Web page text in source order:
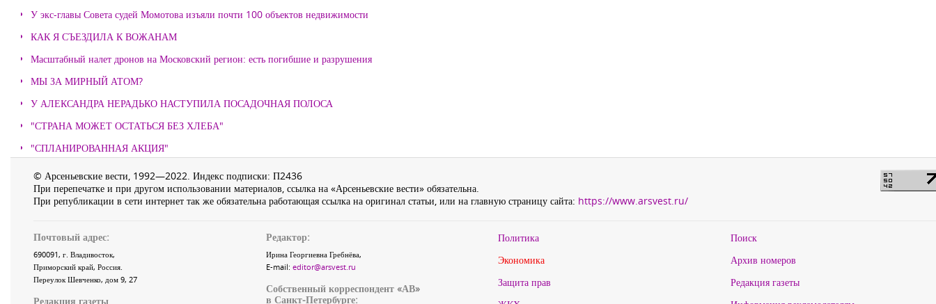
У экс-главы Совета судей Момотова изъяли почти 100 объектов недвижимости
КАК Я СЪЕЗДИЛА К ВОЖАНАМ
Масштабный налет дронов на Московский регион: есть погибшие и разрушения
МЫ ЗА МИРНЫЙ АТОМ?
У АЛЕКСАНДРА НЕРАДЬКО НАСТУПИЛА ПОСАДОЧНАЯ ПОЛОСА
"СТРАНА МОЖЕТ ОСТАТЬСЯ БЕЗ ХЛЕБА"
"СПЛАНИРОВАННАЯ АКЦИЯ"
© Арсеньевские вести, 1992—2022. Индекс подписки: П2436
При перепечатке и при другом использовании материалов, ссылка на «Арсеньевские вести» обязательна.
При републикации в сети интернет так же обязательна работающая ссылка на оригинал статьи, или на главную страницу сайта: https://www.arsvest.ru/
Почтовый адрес:
690091, г. Владивосток,
Приморский край, Россия.
Переулок Шевченко, дом 9, 27
Редакция газеты
Редактор:
Ирина Георгиевна Гребнёва,
E-mail: editor@arsvest.ru
Собственный корреспондент «АВ»
в Санкт-Петербурге:
Политика
Экономика
Защита прав
Поиск
Архив номеров
Редакция газеты